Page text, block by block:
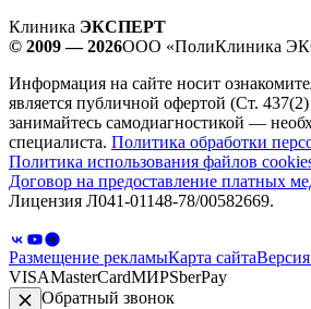
Клиника ЭКСПЕРТ
© 2009 — 2026ООО «ПолиКлиника
Информация на сайте носит
является публичной офертой (Ст.
занимайтесь самодиагностикой —
специалиста. Политика обработки
Политика использования файлов
Договор на предоставление платных
Лицензия Л041-01148-78/00582669.
Размещение рекламыКарта сайта
VISAMasterCardМИРSberPay
Обратный звонок